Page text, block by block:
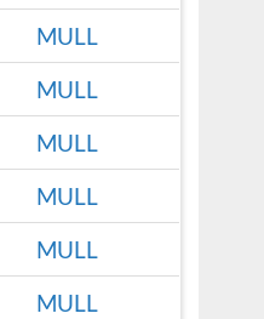
MULL
MULL
MULL
MULL
MULL
MULL